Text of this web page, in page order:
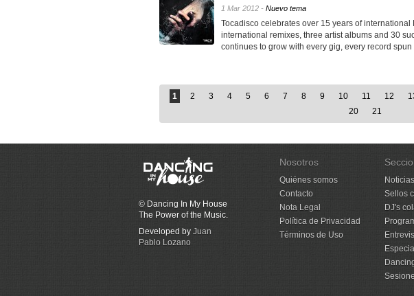
1 Mar 2012 - Nuevo tema
Tocadisco celebrates over 15 years of international
international remixes, three artist albums and 30
continues to grow with every gig, every record
1 2 3 4 5 6 7 8 9 10 11 12
20
21
© Dancing In My House
The Power of the Music.
Developed by Juan
Pablo Lozano
Nosotros
Quiénes somos
Contacto
Nota Legal
Política de Privacidad
Términos de Uso
Noticias
Sellos
DJ's